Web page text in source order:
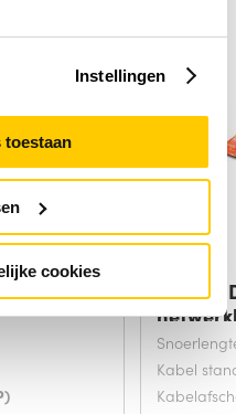
Instellingen
toestaan
cookies
Digitus
Kabel